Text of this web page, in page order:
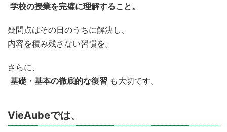
学校の授業を完璧に理解すること。
疑問点はその日のうちに解決し、
内容を積み残さない習慣を。
さらに、
基礎・基本の徹底的な復習 も大切です。
VieAubeでは、